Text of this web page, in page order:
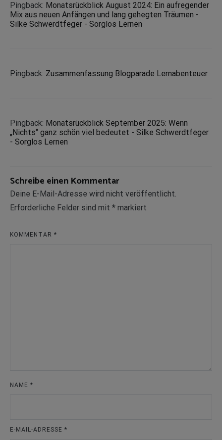
Pingback: Monatsrückblick August 2024: Ein aufregender
Mix aus neuen Anfängen und lang gehegten Träumen -
Silke Schwerdtfeger - Sorglos Lernen
Pingback: Zusammenfassung Blogparade Lernabenteuer
Pingback: Monatsrückblick September 2025: Wenn
„Nichts“ ganz schön viel bedeutet - Silke Schwerdtfeger
- Sorglos Lernen
Schreibe einen Kommentar
Deine E-Mail-Adresse wird nicht veröffentlicht.
Erforderliche Felder sind mit * markiert
KOMMENTAR *
NAME *
E-MAIL-ADRESSE *